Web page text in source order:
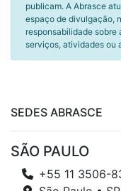
publicam. A Abrasce
espaço de divulgação,
responsabilidade
serviços, atividades ou
SEDES ABRASCE
SÃO PAULO
+55 11 3506-